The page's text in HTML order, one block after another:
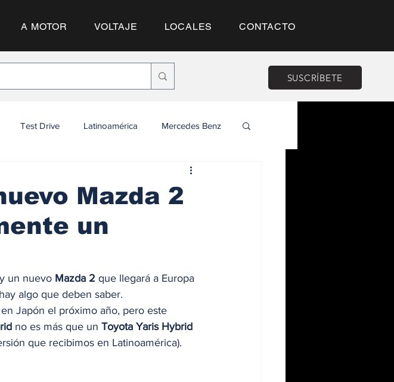
A MOTOR VOLTAJE LOCALES CONTACTO
SUSCRÍBETE
Test Drive Latinoamérica Mercedes Benz
Mazda 2
un
un nuevo Mazda 2 que llegará a Europa
algo que deben saber.
en Japón el próximo año, pero este
no es más que un Toyota Yaris Hybrid
que recibimos en Latinoamérica).